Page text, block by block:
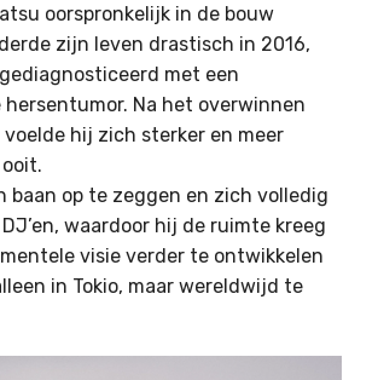
oorspronkelijk in de bouw
zijn leven drastisch in 2016,
met een
hersentumor. Na het overwinnen
hij zich sterker en meer
baan op te zeggen en zich volledig
waardoor hij de ruimte kreeg
visie verder te ontwikkelen
in Tokio, maar wereldwijd te